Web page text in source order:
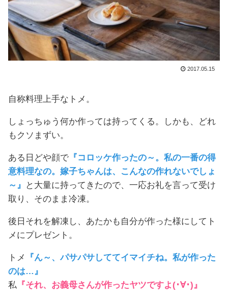
2017.05.15
自称料理上手なトメ。
しょっちゅう何か作っては持ってくる。しかも、どれ
もクソまずい。
ある日どや顔で 『コロッケ作ったの～。私の一番の得
意料理なの。嫁子ちゃんは、こんなの作れないでしょ
～』
と大量に持ってきたので、一応お礼を言って受け
取り、そのまま冷凍。
後日それを解凍し、あたかも自分が作った様にしてト
メにプレゼント。
トメ
『ん～、パサパサしててイマイチね。私が作った
のは…』
私 『それ、お義母さんが作ったヤツですよ(･∀･)』